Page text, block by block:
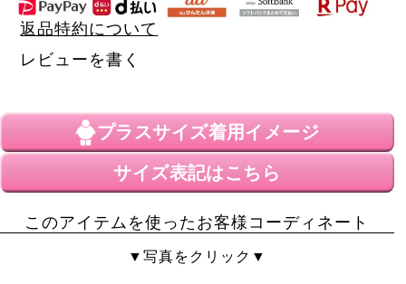
返品特約について
レビューを書く
プラスサイズ着用イメージ
サイズ表記はこちら
このアイテムを使ったお客様コーディネート
▼写真をクリック▼